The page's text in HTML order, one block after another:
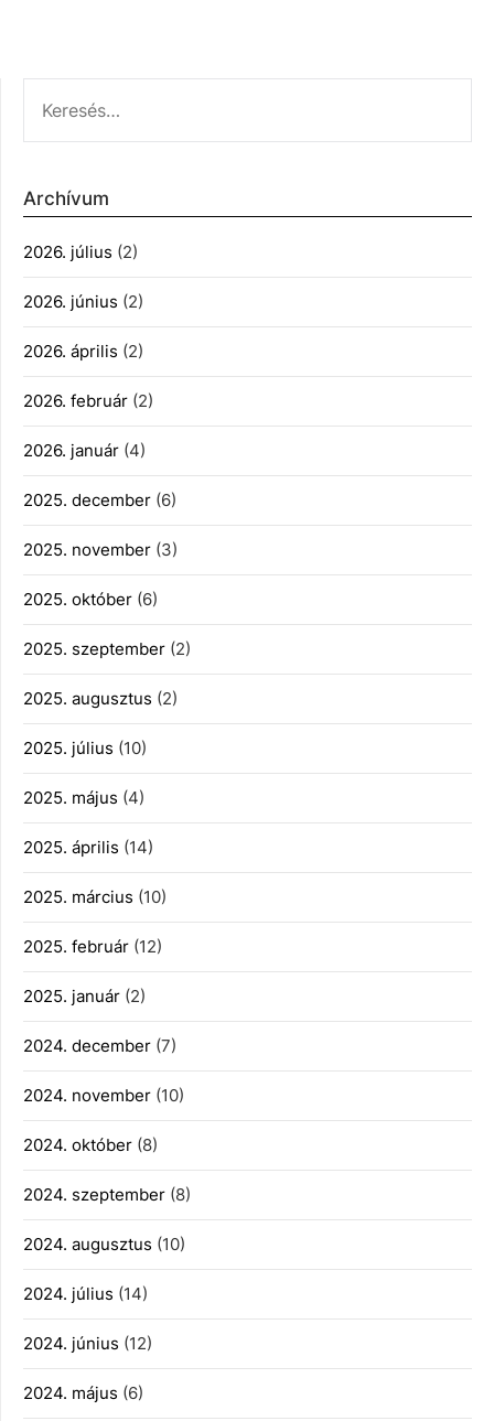
Archívum
2026. július (2)
2026. június (2)
2026. április (2)
2026. február (2)
2026. január (4)
2025. december (6)
2025. november (3)
2025. október (6)
2025. szeptember (2)
2025. augusztus (2)
2025. július (10)
2025. május (4)
2025. április (14)
2025. március (10)
2025. február (12)
2025. január (2)
2024. december (7)
2024. november (10)
2024. október (8)
2024. szeptember (8)
2024. augusztus (10)
2024. július (14)
2024. június (12)
2024. május (6)